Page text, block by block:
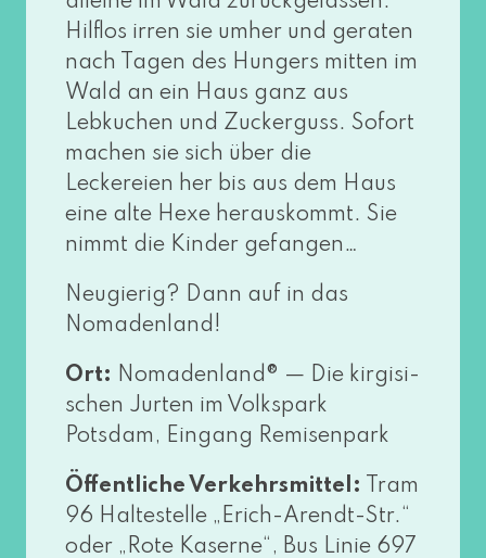
Hilflos irren sie umher und gera­ten
nach Tagen des Hungers mit­ten im
Wald an ein Haus ganz aus
Lebkuchen und Zuckerguss. Sofort
machen sie sich über die
Leckereien her bis aus dem Haus
eine alte Hexe her­aus­kommt. Sie
nimmt die Kinder gefangen…
Neugierig? Dann auf in das
Nomadenland!
Ort: Nomadenland® — Die kir­gi­si­
schen Jurten im Volkspark
Potsdam, Eingang Remisenpark
Öffentliche Verkehrsmittel: Tram
96 Haltestelle „Erich-Arendt-Str.“
oder „Rote Kaserne“, Bus Linie 697